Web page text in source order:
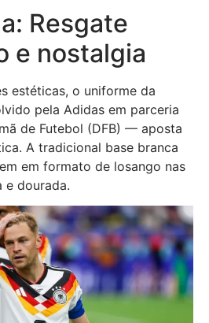
Resgate
e nostalgia
estéticas, o uniforme da
pela Adidas em parceria
de Futebol (DFB) — aposta
A tradicional base branca
em formato de losango nas
e dourada.